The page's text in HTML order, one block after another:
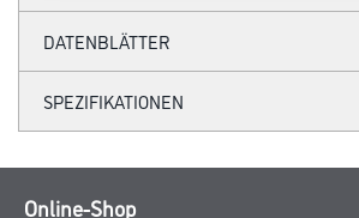
DATENBLÄTTER
SPEZIFIKATIONEN
Online-Shop